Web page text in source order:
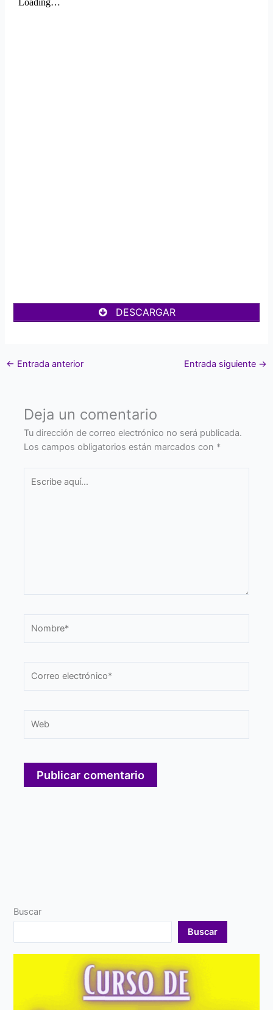
DESCARGAR
← Entrada anterior Entrada siguiente →
Deja un comentario
Tu dirección de correo electrónico no será publicada.
Los campos obligatorios están marcados con *
aquí...
electrónico*
Buscar
Buscar